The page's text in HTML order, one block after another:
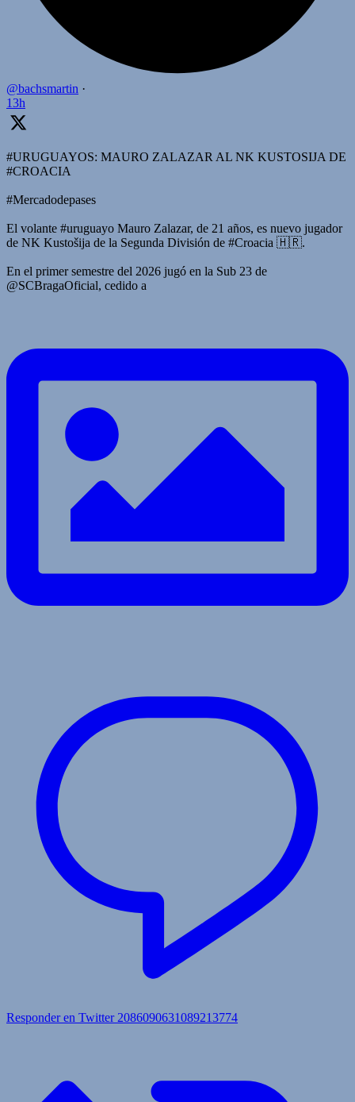
@bachsmartin ·
13h
#URUGUAYOS: MAURO ZALAZAR AL NK KUSTOSIJA DE
#CROACIA
#Mercadodepases
El volante #uruguayo Mauro Zalazar, de 21 años, es nuevo jugador
de NK Kustošija de la Segunda División de #Croacia 🇭🇷.
En el primer semestre del 2026 jugó en la Sub 23 de
@SCBragaOficial, cedido a
Responder en Twitter 2086090631089213774